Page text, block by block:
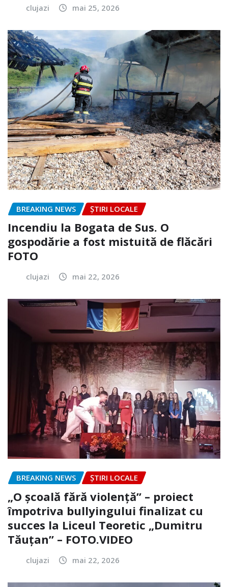
clujazi mai 25, 2026
BREAKING NEWS ȘTIRI LOCALE
Incendiu la Bogata de Sus. O
gospodărie a fost mistuită de flăcări
FOTO
clujazi mai 22, 2026
BREAKING NEWS ȘTIRI LOCALE
„O școală fără violență” – proiect
împotriva bullyingului finalizat cu
succes la Liceul Teoretic „Dumitru
Tăuțan” – FOTO.VIDEO
clujazi mai 22, 2026